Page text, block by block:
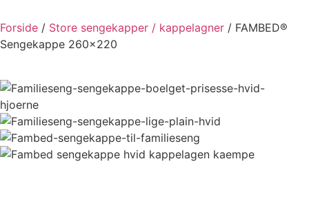
Forside / Store sengekapper / kappelagner / FAMBED®
Sengekappe 260×220